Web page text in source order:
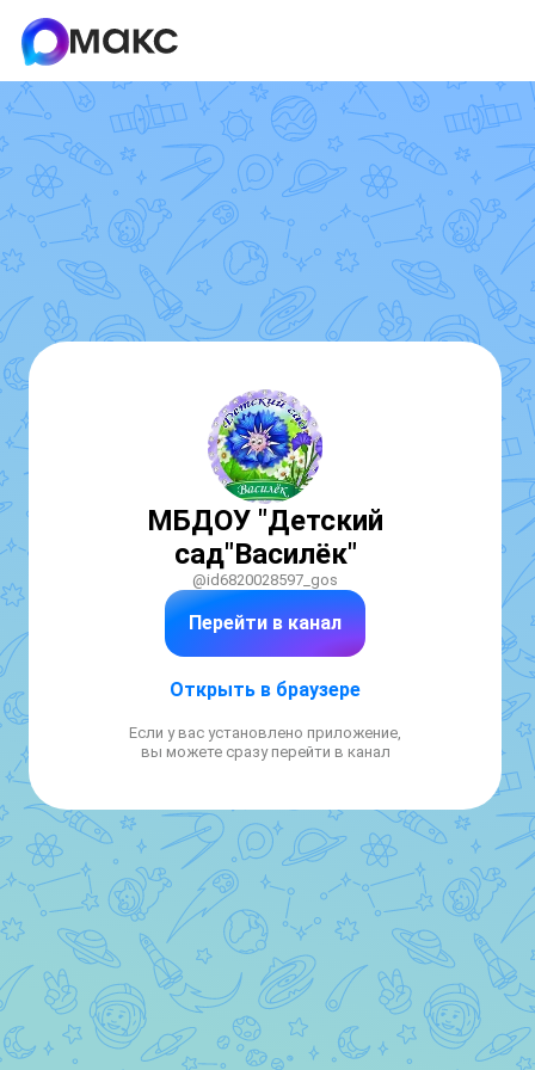
МБДОУ "Детский
сад"Василёк"
@id6820028597_gos
Перейти в канал
Открыть в браузере
Если у вас установлено приложение,
вы можете сразу перейти в канал